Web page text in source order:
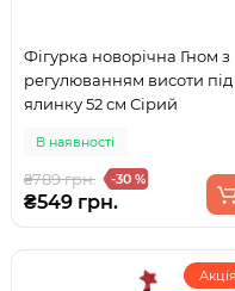
Фігурка новорічна Гном з
регулюванням висоти під
ялинку 52 см Сірий
В наявності
₴789 грн. -30 %
₴549 грн.
Акція